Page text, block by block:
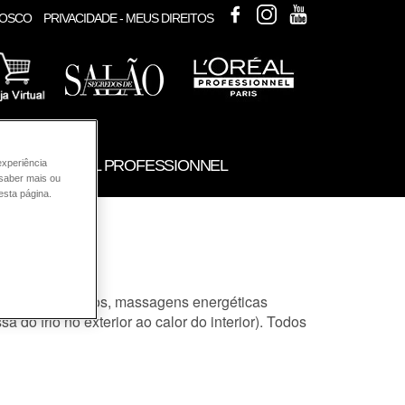
PRIVACIDADE - MEUS DIREITOS
FACEBOOKINSTAGRAM
L'ORÉAL PROFESSIONNEL
agressivos, massagens energéticas
do frio no exterior ao calor do interior). Todos
mais ou
página.